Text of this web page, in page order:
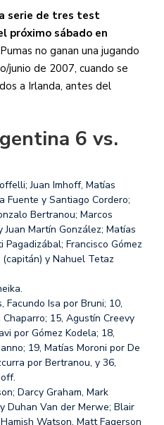
serie de tres test
próximo sábado en
no ganan una jugando
junio de 2007, cuando se
a Irlanda, antes del
6 vs.
Juan Imhoff, Matías
Fuente y Santiago Cordero;
Bertranou; Marcos
Juan Martín González; Matías
Pagadizábal; Francisco Gómez
(capitán) y Nahuel Tetaz
Facundo Isa por Bruni; 10,
15, Agustín Creevy
por Gómez Kodela; 18,
19, Matías Moroni por De
por Bertranou, y 36,
Darcy Graham, Mark
Duhan Van der Merwe; Blair
Watson, Matt Fagerson